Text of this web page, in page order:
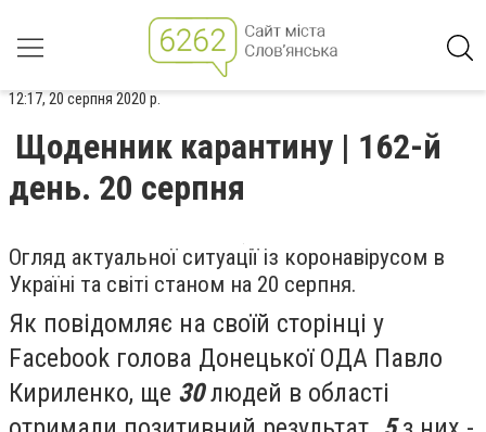
12:17, 20 серпня 2020 р.
Щоденник карантину | 162-й
день. 20 серпня
Огляд актуальної ситуації із коронавірусом в
Україні та світі станом на 20 серпня.
Як повідомляє на своїй сторінці у
Facebook голова Донецької ОДА Павло
Кириленко, ще 30людей в області